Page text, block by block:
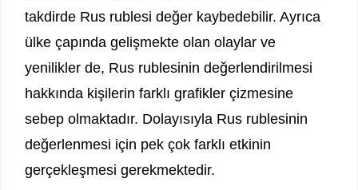
takdirde Rus rublesi değer kaybedebilir. Ayrıca
ülke çapında gelişmekte olan olaylar ve
yenilikler de, Rus rublesinin değerlendirilmesi
hakkında kişilerin farklı grafikler çizmesine
sebep olmaktadır. Dolayısıyla Rus rublesinin
değerlenmesi için pek çok farklı etkinin
gerçekleşmesi gerekmektedir.